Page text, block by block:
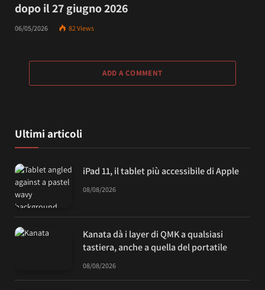
dopo il 27 giugno 2026
06/05/2026 82Views
ADD A COMMENT
Ultimi articoli
iPad 11, il tablet più accessibile di Apple
08/08/2026
Kanata dà i layer di QMK a qualsiasi
tastiera, anche a quella del portatile
08/08/2026